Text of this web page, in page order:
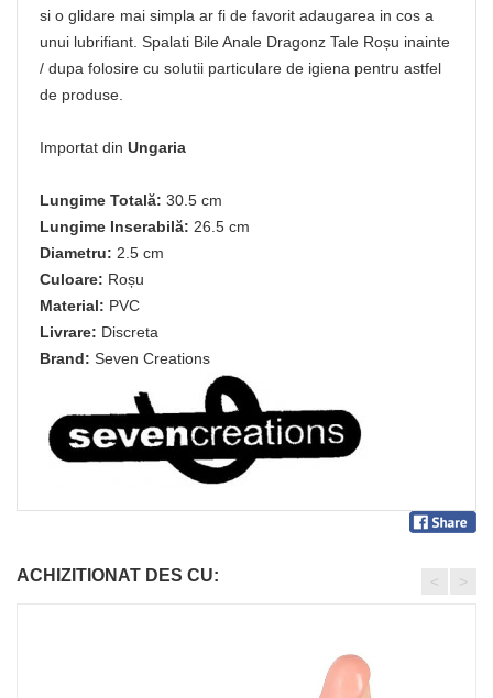
si o glidare mai simpla ar fi de favorit adaugarea in cos a
unui lubrifiant. Spalati Bile Anale Dragonz Tale Roșu inainte
/ dupa folosire cu solutii particulare de igiena pentru astfel
de produse.
Importat din Ungaria
Lungime Totală: 30.5 cm
Lungime Inserabilă: 26.5 cm
Diametru: 2.5 cm
Culoare: Roșu
Material: PVC
Livrare: Discreta
Brand: Seven Creations
ACHIZITIONAT DES CU: < >